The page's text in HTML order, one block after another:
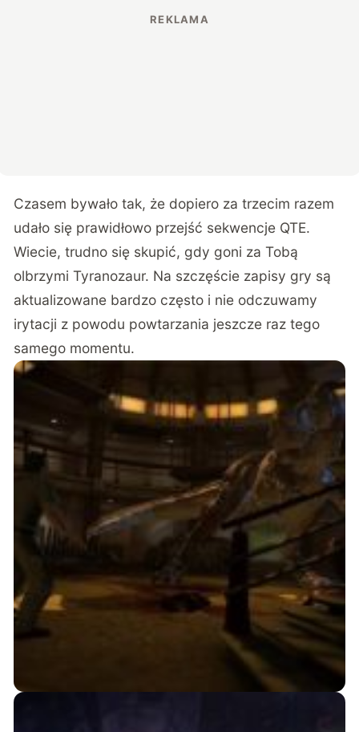
Czasem bywało tak, że dopiero za trzecim razem
udało się prawidłowo przejść sekwencje QTE.
Wiecie, trudno się skupić, gdy goni za Tobą
olbrzymi Tyranozaur. Na szczęście zapisy gry są
aktualizowane bardzo często i nie odczuwamy
irytacji z powodu powtarzania jeszcze raz tego
samego momentu.